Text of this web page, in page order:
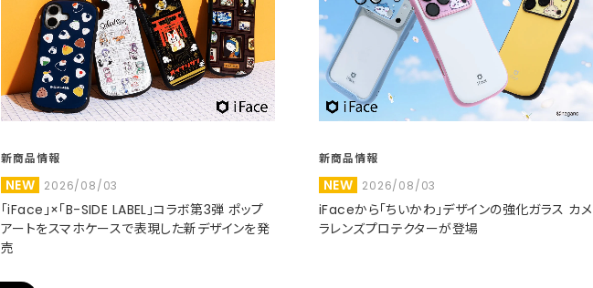
新商品情報
NEW 2026/08/03
「iFace」×「B-SIDE LABEL」コラボ第3弾 ポップ
アートをスマホケースで表現した新デザインを発
売
新商品情報
NEW 2026/08/03
iFaceから「ちいかわ」デザインの強化ガラス カメ
ラレンズプロテクターが登場